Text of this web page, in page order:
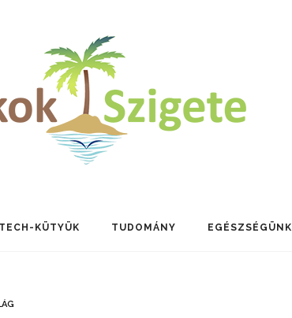
TECH-KÜTYÜK TUDOMÁNY EGÉSZSÉGÜNK